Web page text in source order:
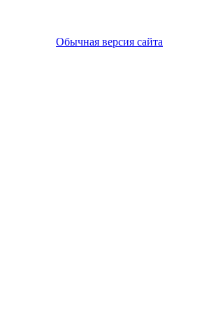
Обычная версия сайта